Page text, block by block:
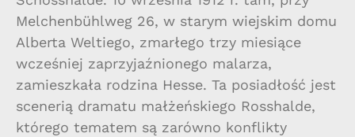
Melchenbühlweg 26, w starym wiejskim domu
Alberta Weltiego, zmarłego trzy miesiące
wcześniej zaprzyjaźnionego malarza,
zamieszkała rodzina Hesse. Ta posiadłość jest
scenerią dramatu małżeńskiego Rosshalde,
którego tematem są zarówno konflikty